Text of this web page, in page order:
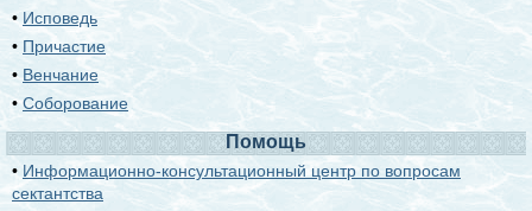
• Исповедь
• Причастие
• Венчание
•Соборование
Помощь
• Информационно-консультационный центр по вопросам
сектантства